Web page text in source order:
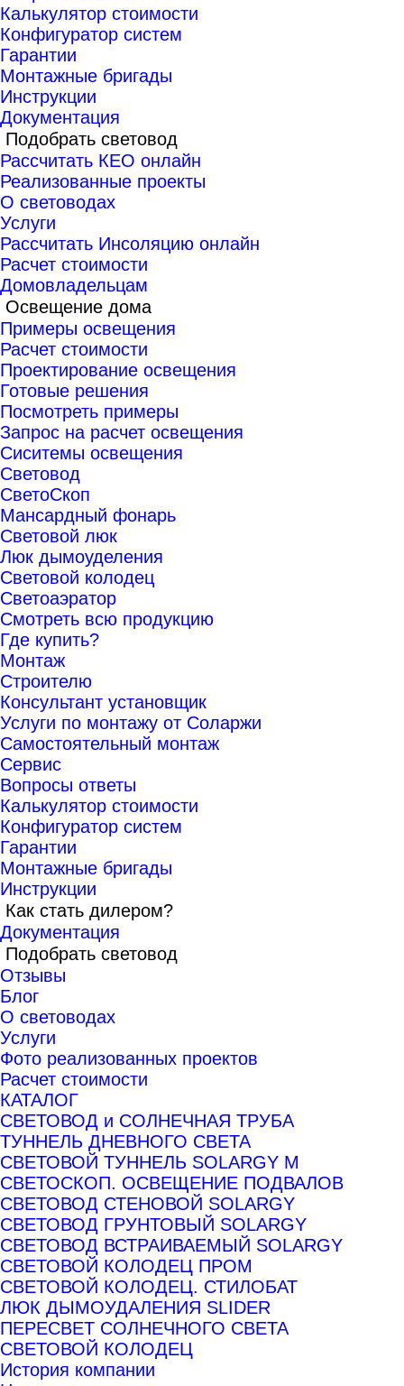
Калькулятор стоимости
Конфигуратор систем
Гарантии
Монтажные бригады
Инструкции
Документация
Подобрать световод
Рассчитать КЕО онлайн
Реализованные проекты
О световодах
Услуги
Рассчитать Инсоляцию онлайн
Расчет стоимости
Домовладельцам
Освещение дома
Примеры освещения
Расчет стоимости
Проектирование освещения
Готовые решения
Посмотреть примеры
Запрос на расчет освещения
Сиситемы освещения
Световод
СветоСкоп
Мансардный фонарь
Световой люк
Люк дымоуделения
Световой колодец
Светоаэратор
Смотреть всю продукцию
Где купить?
Монтаж
Строителю
Консультант установщик
Услуги по монтажу от Соларжи
Самостоятельный монтаж
Сервис
Вопросы ответы
Калькулятор стоимости
Конфигуратор систем
Гарантии
Монтажные бригады
Инструкции
Как стать дилером?
Документация
Подобрать световод
Отзывы
Блог
О световодах
Услуги
Фото реализованных проектов
Расчет стоимости
КАТАЛОГ
СВЕТОВОД и СОЛНЕЧНАЯ ТРУБА
ТУННЕЛЬ ДНЕВНОГО СВЕТА
СВЕТОВОЙ ТУННЕЛЬ SOLARGY М
СВЕТОСКОП. ОСВЕЩЕНИЕ ПОДВАЛОВ
СВЕТОВОД СТЕНОВОЙ SOLARGY
СВЕТОВОД ГРУНТОВЫЙ SOLARGY
СВЕТОВОД ВСТРАИВАЕМЫЙ SOLARGY
СВЕТОВОЙ КОЛОДЕЦ ПРОМ
СВЕТОВОЙ КОЛОДЕЦ. СТИЛОБАТ
ЛЮК ДЫМОУДАЛЕНИЯ SLIDER
ПЕРЕСВЕТ СОЛНЕЧНОГО СВЕТА
СВЕТОВОЙ КОЛОДЕЦ
История компании